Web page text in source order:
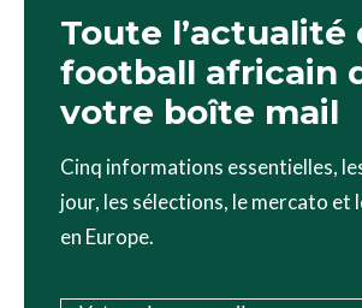
Toute l’actualité
football africain
votre boîte mail
Cinq informations essentielles,
jour, les sélections, le mercato et
en Europe.